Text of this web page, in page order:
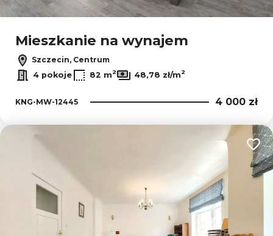
Mieszkanie na wynajem
Szczecin, Centrum
4 pokoje
82 m2 48,78 zł/m2
KNG-MW-12445 4 000 zł